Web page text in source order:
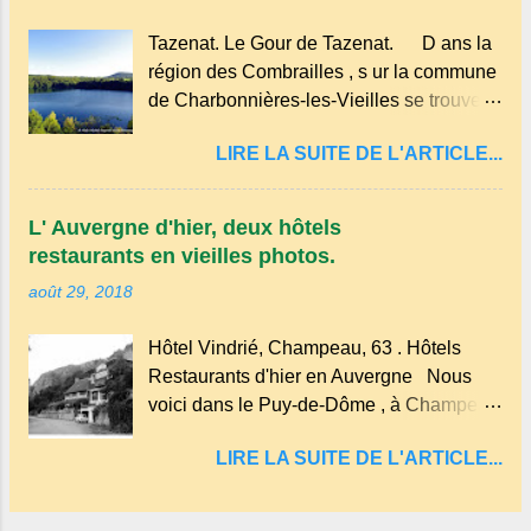
dresse dans les nuages et brille au
moindre rayon de soleil, attirant le regard.
Bien entouré de verdure, d'un étang,
d'art sacré, d'un jardin des souvenirs tout
cela dans un grand parc arboré.
Tazenat. Le Gour de Tazenat. D ans la
région des Combrailles , s ur la commune
de Charbonnières-les-Vieilles se trouve le
(cratère d'explosion) rempli d’eau, appelé
: le Lac de Tazenat ou Tazanat, il est le
premier et le plus au nord de la Chaîne
des Puys qui en compte près de soixante.
En Auvergne on dit : un " Gour " c 'est
Longtemps considéré comme "sans fond"
et en forme d'entonnoir entraînant vers les
entrailles de la terre, les malheureux qui
LIRE LA SUITE DE L'ARTICLE...
L' Auvergne d'hier, deux hôtels
restaurants en vieilles photos.
août 29, 2018
Hôtel Vindrié, Champeau, 63 . Hôtels
Restaurants d'hier en Auvergne Nous
voici dans le Puy-de-Dôme , à Champeau
commune de Servant . L'Hôtel-Restaurant
fritures, ses truites, son jambon de pays et
LIRE LA SUITE DE L'ARTICLE...